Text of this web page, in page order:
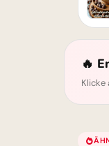
🔥
Klicke